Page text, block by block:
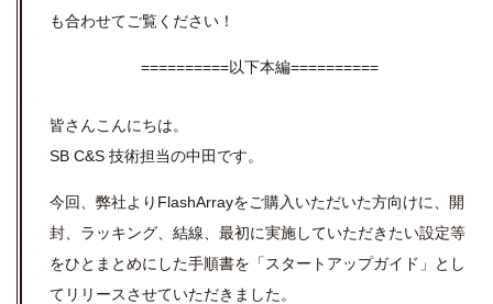
も合わせてご覧ください！
==========以下本編==========
皆さんこんにちは。
SB C&S 技術担当の中田です。
今回、弊社よりFlashArrayをご購入いただいた方向けに、開
封、ラッキング、結線、最初に実施していただきたい設定等
をひとまとめにした手順書を「スタートアップガイド」とし
てリリースさせていただきました。